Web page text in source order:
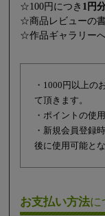
☆100円につき 1円
☆商品レビューの
☆作品ギャラリー
・1000円以上の
て頂きます。
・ポイントの使
・新規会員登録
後に使用可能とな
お支払い方法に